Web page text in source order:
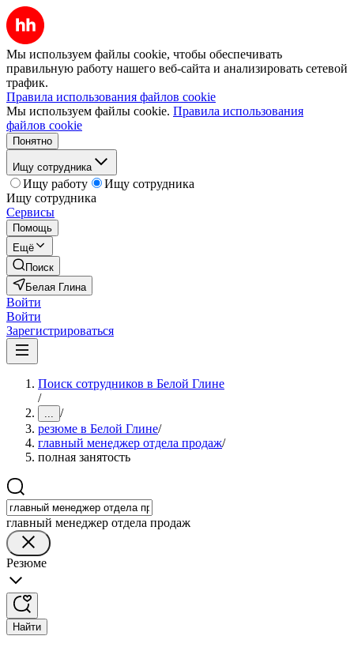
Мы используем файлы cookie, чтобы обеспечивать
правильную работу нашего веб-сайта и анализировать сетевой
трафик.
Правила использования файлов cookie
Мы используем файлы cookie. Правила использования
файлов cookie
Понятно
Ищу сотрудника
Ищу работу
Ищу сотрудника
Ищу сотрудника
Сервисы
Помощь
Ещё
Поиск
Белая Глина
Войти
Войти
Зарегистрироваться
Поиск сотрудников в Белой Глине
/
... /
резюме в Белой Глине/
главный менеджер отдела продаж/
полная занятость
главный менеджер отдела продаж
Резюме
Найти